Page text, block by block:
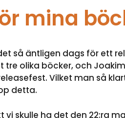
mina
så äntligen dags för ett
tre olika böcker, och
Vilket man så
detta.
skulle ha det den 22:ra